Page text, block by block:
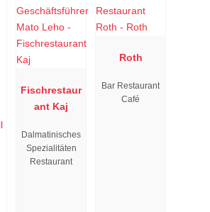
Fischrestaur
ant Kaj
Dalmatinisches
Spezialitäten
Restaurant
Roth
Bar Restaurant
Café